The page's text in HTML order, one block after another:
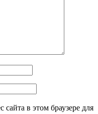
в этом браузере для